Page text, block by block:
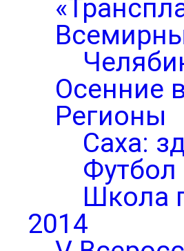
Осенние
Регионы
Саха:
Школа
2014